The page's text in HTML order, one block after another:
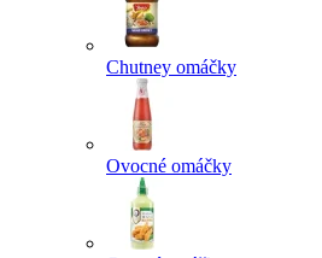
Chutney omáčky
Ovocné omáčky